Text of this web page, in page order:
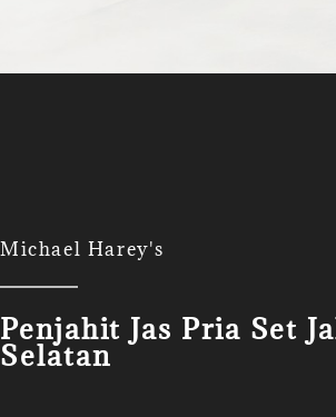
Michael Harey's
Penjahit Jas Pria Set
Selatan